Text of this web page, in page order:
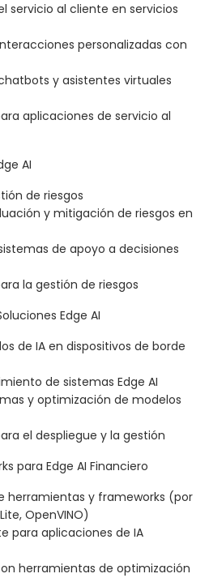
servicio al cliente en servicios
personalizadas con
y asistentes virtuales
aplicaciones de servicio al
AI
de riesgos
y mitigación de riesgos en
de apoyo a decisiones
la gestión de riesgos
Edge AI
de IA en dispositivos de borde
de sistemas Edge AI
y optimización de modelos
el despliegue y la gestión
para Edge AI Financiero
herramientas y frameworks (por
OpenVINO)
para aplicaciones de IA
herramientas de optimización